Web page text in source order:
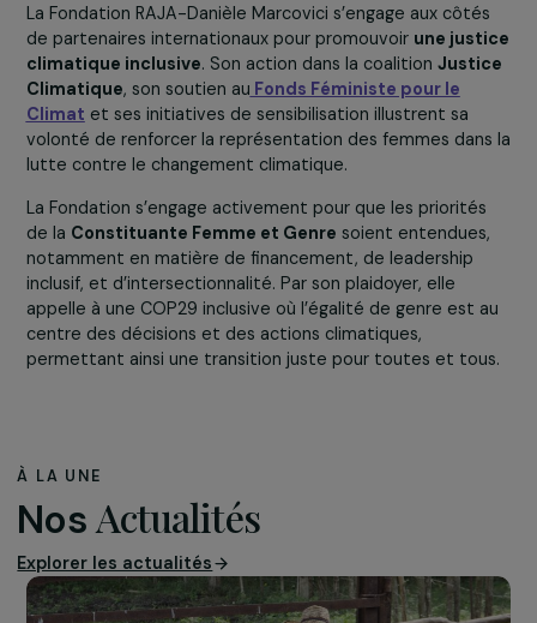
Définition d’indicateurs précispour mesurer
des initiatives inclusives.
Renforcement de l’intersectionnalité, en
les expériences des femmes marginalisées.
Augmentation des financementspour soutenir
actions concrètes et inclusives sur le terrain.
La Fondation RAJA-Danièle Marcovici : un plaidoyer
pour une COP inclusive et égalitaire
La Fondation RAJA-Danièle Marcovici s’engage aux
de partenaires internationaux pour promouvoir
climatique inclusive. Son action dans la coalition
lutte contre le changement climatique.
La Fondation s’engage activement pour que les
notamment en matière de financement, de leadership
inclusif, et d’intersectionnalité. Par son plaidoyer, elle